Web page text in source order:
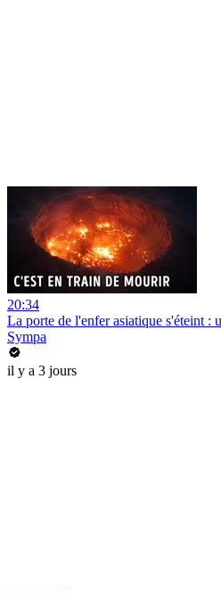
20:34
La porte de l'enfer asiatique s'éteint :
Sympa
il y a 3 jours